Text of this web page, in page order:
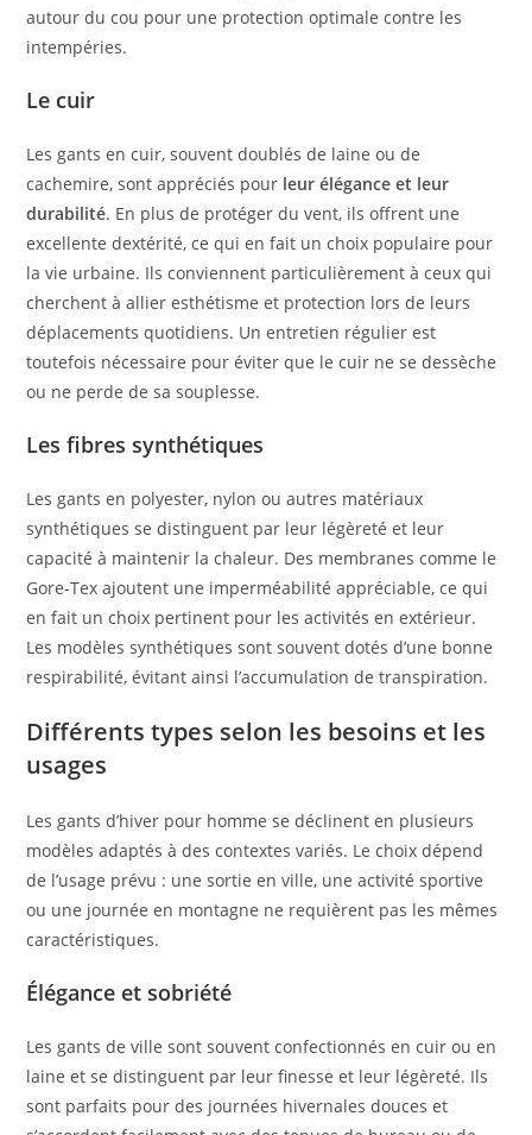
autour du cou pour une protection optimale contre les
intempéries.
Le cuir
Les gants en cuir, souvent doublés de laine ou de
cachemire, sont appréciés pour leur élégance et leur
durabilité. En plus de protéger du vent, ils offrent une
excellente dextérité, ce qui en fait un choix populaire pour
la vie urbaine. Ils conviennent particulièrement à ceux qui
cherchent à allier esthétisme et protection lors de leurs
déplacements quotidiens. Un entretien régulier est
toutefois nécessaire pour éviter que le cuir ne se dessèche
ou ne perde de sa souplesse.
Les fibres synthétiques
Les gants en polyester, nylon ou autres matériaux
synthétiques se distinguent par leur légèreté et leur
capacité à maintenir la chaleur. Des membranes comme le
Gore-Tex ajoutent une imperméabilité appréciable, ce qui
en fait un choix pertinent pour les activités en extérieur.
Les modèles synthétiques sont souvent dotés d’une bonne
respirabilité, évitant ainsi l’accumulation de transpiration.
Différents types selon les besoins et les
usages
Les gants d’hiver pour homme se déclinent en plusieurs
modèles adaptés à des contextes variés. Le choix dépend
de l’usage prévu : une sortie en ville, une activité sportive
ou une journée en montagne ne requièrent pas les mêmes
caractéristiques.
Élégance et sobriété
Les gants de ville sont souvent confectionnés en cuir ou en
laine et se distinguent par leur finesse et leur légèreté. Ils
sont parfaits pour des journées hivernales douces et